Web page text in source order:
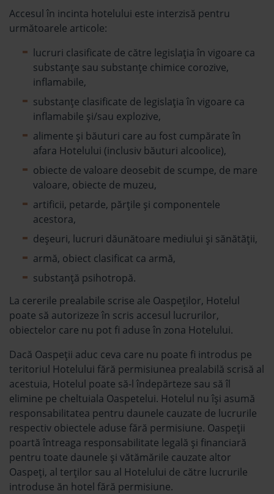
Accesul în incinta hotelului este interzisă pentru
următoarele articole:
lucruri clasificate de către legislația în vigoare ca
substanțe sau substanțe chimice corozive,
inflamabile,
substanțe clasificate de legislația în vigoare ca
inflamabile și/sau explozive,
alimente și băuturi care au fost cumpărate în
afara Hotelului (inclusiv băuturi alcoolice),
obiecte de valoare deosebit de scumpe, de mare
valoare, obiecte de muzeu,
artificii, petarde, părțile și componentele
acestora,
deșeuri, lucruri dăunătoare mediului și sănătății,
armă, obiect clasificat ca armă,
substanţă psihotropă.
La cererile prealabile scrise ale Oaspeților, Hotelul
poate să autorizeze în scris accesul lucrurilor,
obiectelor care nu pot fi aduse în zona Hotelului.
Dacă Oaspeții aduc ceva care nu poate fi introdus pe
teritoriul Hotelului fără permisiunea prealabilă scrisă al
acestuia, Hotelul poate să-l îndepărteze sau să îl
elimine pe cheltuiala Oaspetelui. Hotelul nu îşi asumă
responsabilitatea pentru daunele cauzate de lucrurile
respectiv obiectele aduse fără permisiune. Oaspeții
poartă întreaga responsabilitate legală și financiară
pentru toate daunele și vătămările cauzate altor
Oaspeţi, al terţilor sau al Hotelului de către lucrurile
introduse ăn hotel fără permisiune.